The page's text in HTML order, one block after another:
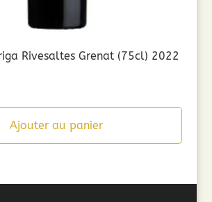
Rivesaltes Grenat (75cl) 2022
Ajouter au panier